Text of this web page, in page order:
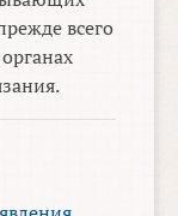
всего